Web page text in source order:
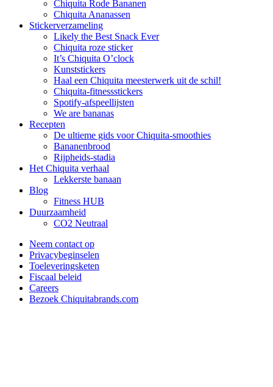
Chiquita Rode Bananen
Chiquita Ananassen
Stickerverzameling
Likely the Best Snack Ever
Chiquita roze sticker
It’s Chiquita O’clock
Kunststickers
Haal een Chiquita meesterwerk uit de schil!
Chiquita-fitnessstickers
Spotify-afspeellijsten
We are bananas
Recepten
De ultieme gids voor Chiquita-smoothies
Bananenbrood
Rijpheids-stadia
Het Chiquita verhaal
Lekkerste banaan
Blog
Fitness HUB
Duurzaamheid
CO2 Neutraal
Neem contact op
Privacybeginselen
Toeleveringsketen
Fiscaal beleid
Careers
Bezoek Chiquitabrands.com